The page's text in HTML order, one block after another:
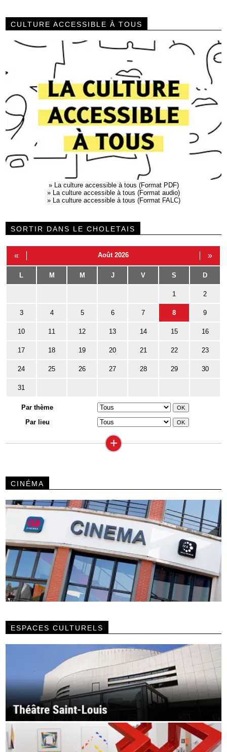
CULTURE ACCESSIBLE À TOUS
» La culture accessible à tous (Format PDF)
» La culture accessible à tous (Format audio)
» La culture accessible à tous (Format FALC)
SORTIR DANS LE CHOLETAIS
« Août 2026 »
L M M J V S D
1 2
3 4 5 6 7 8 9
10 11 12 13 14 15 16
17 18 19 20 21 22 23
24 25 26 27 28 29 30
31
Par thème
Par lieu
+
CINÉMA
ESPACES CULTURELS